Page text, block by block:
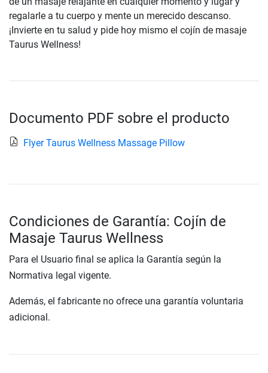
regalarle a tu cuerpo y mente un merecido descanso.
¡Invierte en tu salud y pide hoy mismo el cojín de masaje
Taurus Wellness!
Documento PDF sobre el producto
Flyer Taurus Wellness Massage Pillow
Condiciones de Garantía: Cojín de
Masaje Taurus Wellness
Para el Usuario final se aplica la Garantía según la
Normativa legal vigente.
Además, el fabricante no ofrece una garantía voluntaria
adicional.